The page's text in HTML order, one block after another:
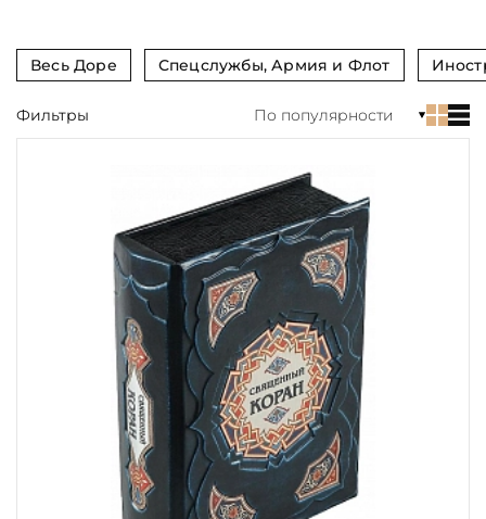
Весь Доре Спецслужбы, Армия и Флот
Обрез
Тиснение
Фильтры По популярности